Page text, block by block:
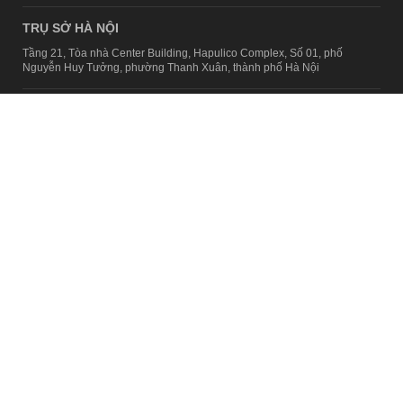
TRỤ SỞ HÀ NỘI
Tầng 21, Tòa nhà Center Building, Hapulico Complex, Số 01, phố
Nguyễn Huy Tưởng, phường Thanh Xuân, thành phố Hà Nội